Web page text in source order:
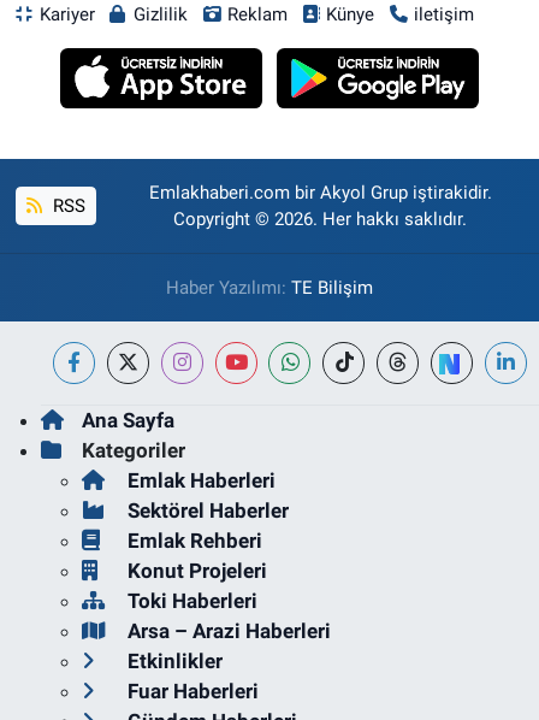
Kariyer
Gizlilik Reklam Künye iletişim
RSS
Emlakhaberi.com bir Akyol Grup iştirakidir.
Copyright © 2026. Her hakkı saklıdır.
Haber Yazılımı: TE Bilişim
Ana Sayfa
Kategoriler
Emlak Haberleri
Sektörel Haberler
Emlak Rehberi
Konut Projeleri
Toki Haberleri
Arsa – Arazi Haberleri
Etkinlikler
Fuar Haberleri